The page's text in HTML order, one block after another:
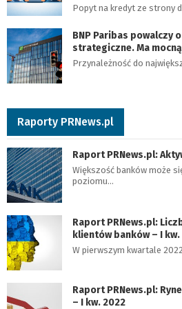
Popyt na kredyt ze strony
BNP Paribas powalczy
strategiczne. Ma
Przynależność do
Raporty PRNews.pl
Raport PRNews.pl:
Większość banków może
poziomu…
Raport PRNews.pl:
klientów banków – I kw.
W pierwszym kwartale
Raport PRNews.pl:
– I kw. 2022